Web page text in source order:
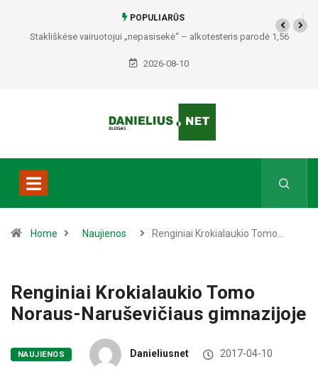
POPULIARŪS
Stakliškėse vairuotojui „nepasisekė“ – alkotesteris parodė 1,56
2026-08-10
Home Naujienos Renginiai Krokialaukio Tomo…
Renginiai Krokialaukio Tomo
Noraus-Naruševičiaus gimnazijoje
NAUJIENOS Danieliusnet 2017-04-10